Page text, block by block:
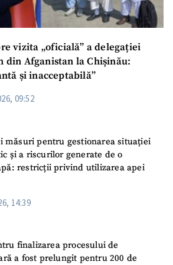
vizita „oficială” a delegației
din Afganistan la Chișinău:
și inacceptabilă”
09:52
măsuri pentru gestionarea situației
și a riscurilor generate de o
restricții privind utilizarea apei
14:39
finalizarea procesului de
a fost prelungit pentru 200 de